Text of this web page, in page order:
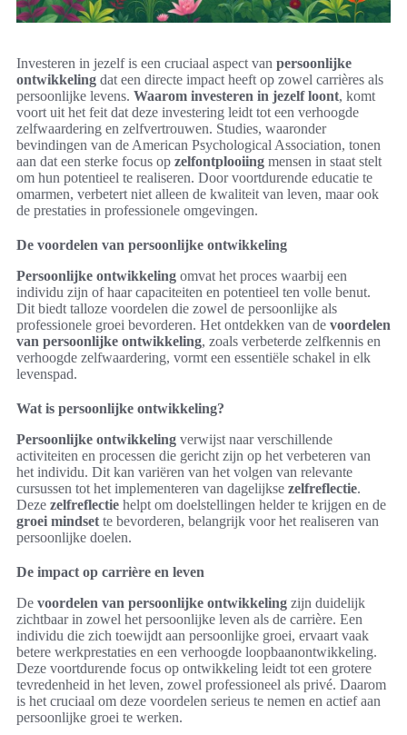
Investeren in jezelf is een cruciaal aspect van persoonlijke
ontwikkeling dat een directe impact heeft op zowel carrières als
persoonlijke levens. Waarom investeren in jezelf loont, komt
voort uit het feit dat deze investering leidt tot een verhoogde
zelfwaardering en zelfvertrouwen. Studies, waaronder
bevindingen van de American Psychological Association, tonen
aan dat een sterke focus op zelfontplooiing mensen in staat stelt
om hun potentieel te realiseren. Door voortdurende educatie te
omarmen, verbetert niet alleen de kwaliteit van leven, maar ook
de prestaties in professionele omgevingen.
De voordelen van persoonlijke ontwikkeling
Persoonlijke ontwikkeling omvat het proces waarbij een
individu zijn of haar capaciteiten en potentieel ten volle benut.
Dit biedt talloze voordelen die zowel de persoonlijke als
professionele groei bevorderen. Het ontdekken van de voordelen
van persoonlijke ontwikkeling, zoals verbeterde zelfkennis en
verhoogde zelfwaardering, vormt een essentiële schakel in elk
levenspad.
Wat is persoonlijke ontwikkeling?
Persoonlijke ontwikkeling verwijst naar verschillende
activiteiten en processen die gericht zijn op het verbeteren van
het individu. Dit kan variëren van het volgen van relevante
cursussen tot het implementeren van dagelijkse zelfreflectie.
Deze zelfreflectie helpt om doelstellingen helder te krijgen en de
groei mindset te bevorderen, belangrijk voor het realiseren van
persoonlijke doelen.
De impact op carrière en leven
De voordelen van persoonlijke ontwikkeling zijn duidelijk
zichtbaar in zowel het persoonlijke leven als de carrière. Een
individu die zich toewijdt aan persoonlijke groei, ervaart vaak
betere werkprestaties en een verhoogde loopbaanontwikkeling.
Deze voortdurende focus op ontwikkeling leidt tot een grotere
tevredenheid in het leven, zowel professioneel als privé. Daarom
is het cruciaal om deze voordelen serieus te nemen en actief aan
persoonlijke groei te werken.